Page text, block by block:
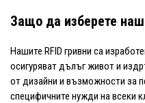
Защо да изберете
Нашите RFID гривни са
осигуряват дълъг живот и
от дизайни и възможности за
специфичните нужди на всеки